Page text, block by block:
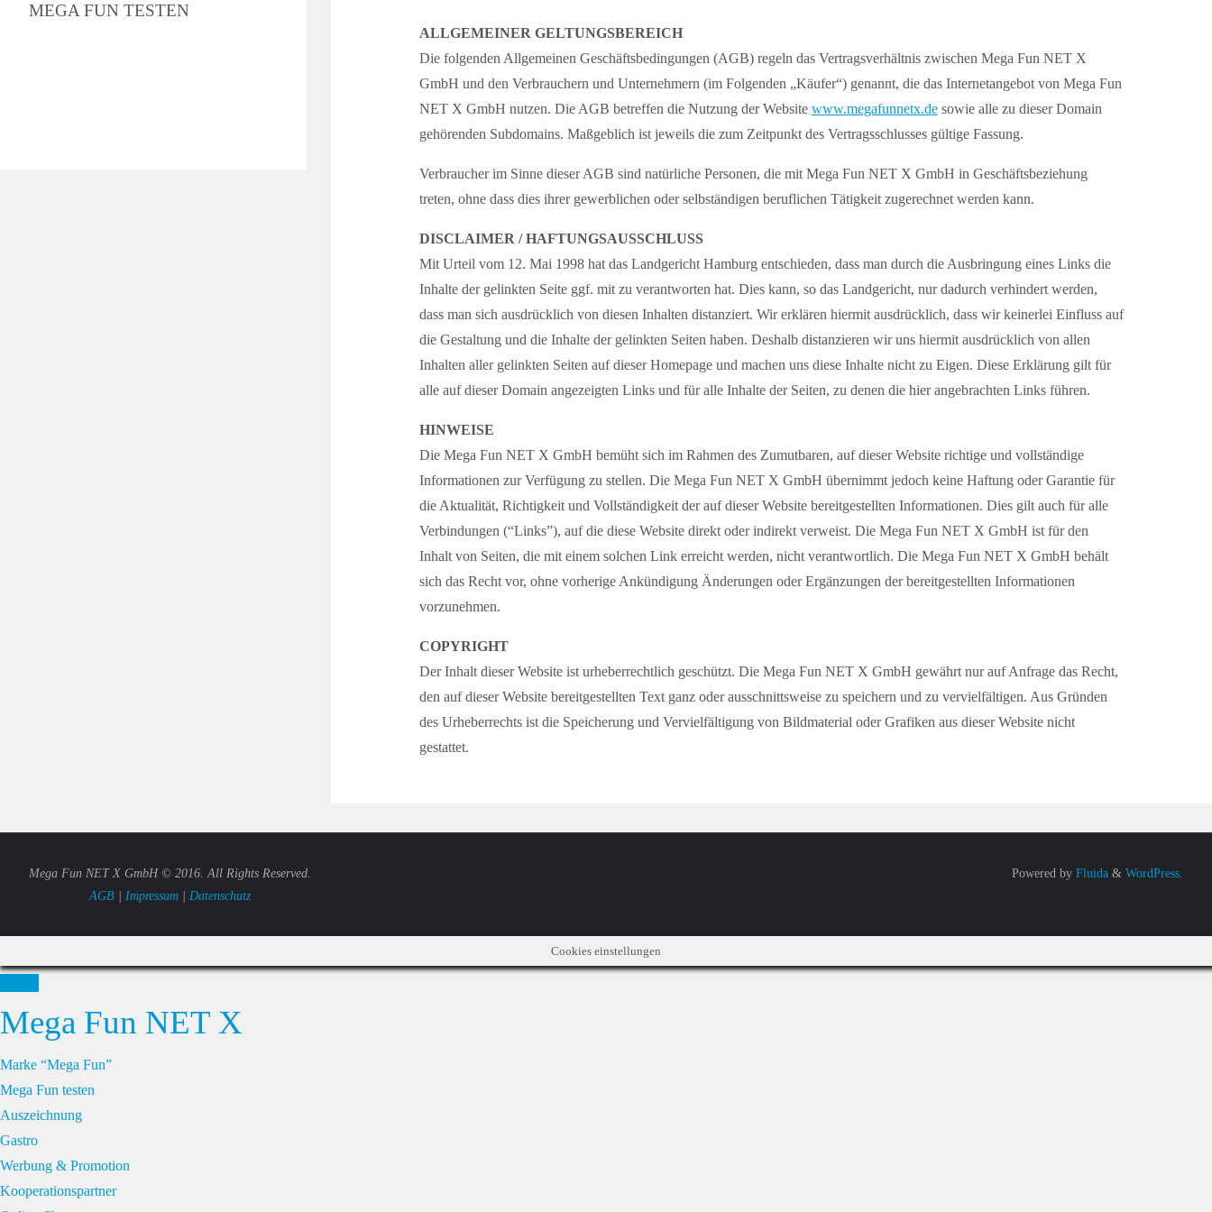
ALLGEMEINER GELTUNGSBEREICH
Die folgenden Allgemeinen Geschäftsbedingungen (AGB) regeln das Vertragsverhältnis zwischen Mega Fun NET X
GmbH und den Verbrauchern und Unternehmern (im Folgenden „Käufer“) genannt, die das Internetangebot von Mega Fun
NET X GmbH nutzen. Die AGB betreffen die Nutzung der Website www.megafunnetx.desowie alle zu dieser Domain
gehörenden Subdomains. Maßgeblich ist jeweils die zum Zeitpunkt des Vertragsschlusses gültige Fassung.
Verbraucher im Sinne dieser AGB sind natürliche Personen, die mit Mega Fun NET X GmbH in Geschäftsbeziehung
treten, ohne dass dies ihrer gewerblichen oder selbständigen beruflichen Tätigkeit zugerechnet werden kann.
DISCLAIMER / HAFTUNGSAUSSCHLUSS
Mit Urteil vom 12. Mai 1998 hat das Landgericht Hamburg entschieden, dass man durch die Ausbringung eines Links die
Inhalte der gelinkten Seite ggf. mit zu verantworten hat. Dies kann, so das Landgericht, nur dadurch verhindert werden,
dass man sich ausdrücklich von diesen Inhalten distanziert. Wir erklären hiermit ausdrücklich, dass wir keinerlei Einfluss auf
die Gestaltung und die Inhalte der gelinkten Seiten haben. Deshalb distanzieren wir uns hiermit ausdrücklich von allen
Inhalten aller gelinkten Seiten auf dieser Homepage und machen uns diese Inhalte nicht zu Eigen. Diese Erklärung gilt für
alle auf dieser Domain angezeigten Links und für alle Inhalte der Seiten, zu denen die hier angebrachten Links führen.
HINWEISE
Die Mega Fun NET X GmbH bemüht sich im Rahmen des Zumutbaren, auf dieser Website richtige und vollständige
Informationen zur Verfügung zu stellen. Die Mega Fun NET X GmbH übernimmt jedoch keine Haftung oder Garantie für
die Aktualität, Richtigkeit und Vollständigkeit der auf dieser Website bereitgestellten Informationen. Dies gilt auch für alle
Verbindungen (“Links”), auf die diese Website direkt oder indirekt verweist. Die Mega Fun NET X GmbH ist für den
Inhalt von Seiten, die mit einem solchen Link erreicht werden, nicht verantwortlich. Die Mega Fun NET X GmbH behält
sich das Recht vor, ohne vorherige Ankündigung Änderungen oder Ergänzungen der bereitgestellten Informationen
vorzunehmen.
COPYRIGHT
Der Inhalt dieser Website ist urheberrechtlich geschützt. Die Mega Fun NET X GmbH gewährt nur auf Anfrage das Recht,
den auf dieser Website bereitgestellten Text ganz oder ausschnittsweise zu speichern und zu vervielfältigen. Aus Gründen
des Urheberrechts ist die Speicherung und Vervielfältigung von Bildmaterial oder Grafiken aus dieser Website nicht
gestattet.
MEGA FUN TESTEN
Mega Fun NET X GmbH © 2016. All Rights Reserved.
AGB | Impressum | Datenschutz
Powered by Fluida & WordPress.
Cookies einstellungen
Mega Fun NET X
Marke “Mega Fun”
Mega Fun testen
Auszeichnung
Gastro
Werbung & Promotion
Kooperationspartner